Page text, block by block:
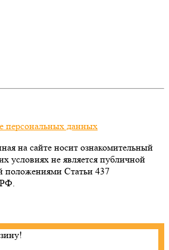
персональных данных
на сайте носит ознакомительный
условиях не является публичной
положениями Статьи 437
РФ.